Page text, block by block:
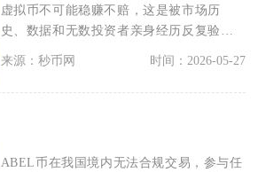
虚拟币不可能稳赚不赔，这是被市场历
史、数据和无数投资者亲身经历反复验证
的事实。币圈“稳赚”
来源：秒币网 时间：2026-05-27
ABEL币在我国境内无法合规交易，参与任